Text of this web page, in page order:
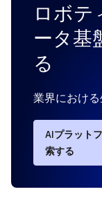
ロボテ
ータ基
る
業界におけ
AIプラット
索する